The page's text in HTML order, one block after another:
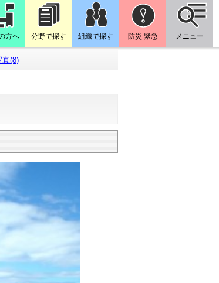
方へ 分野で探す 組織で探す 防災 緊急 メニュー
真(8)